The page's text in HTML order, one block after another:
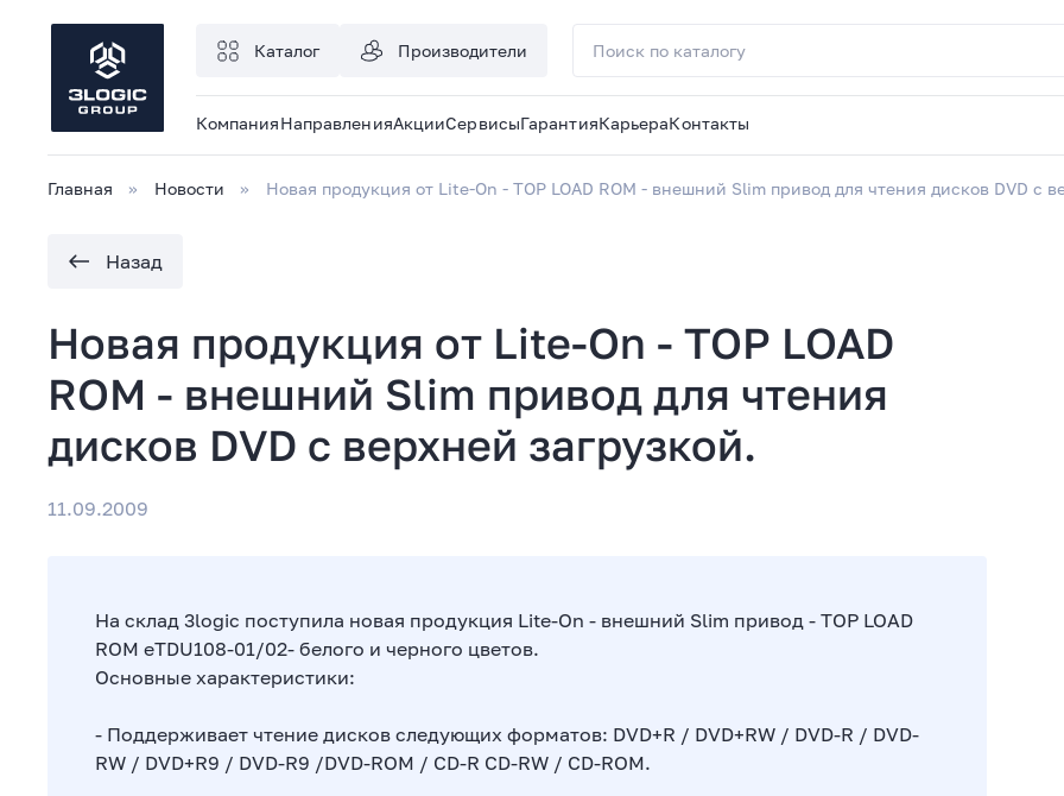
Каталог Производители
КомпанияНаправленияАкцииСервисыГарантияКарьераКонтакты
Главная Новости Новая продукция от Lite-On - TOP LOAD ROM - внешний Slim привод для чтения дисков DVD с
Назад
Новая продукция от Lite-On - TOP LOAD
ROM - внешний Slim привод для чтения
дисков DVD с верхней загрузкой.
11.09.2009
На склад 3logic поступила новая продукция Lite-On - внешний Slim привод - TOP LOAD
ROM eTDU108-01/02- белого и черного цветов.
Основные характеристики:
- Поддерживает чтение дисков следующих форматов: DVD+R / DVD+RW / DVD-R / DVD-
RW / DVD+R9 / DVD-R9 /DVD-ROM / CD-R CD-RW / CD-ROM.